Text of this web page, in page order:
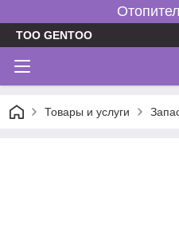
TOO GENTOO
Товары и услуги